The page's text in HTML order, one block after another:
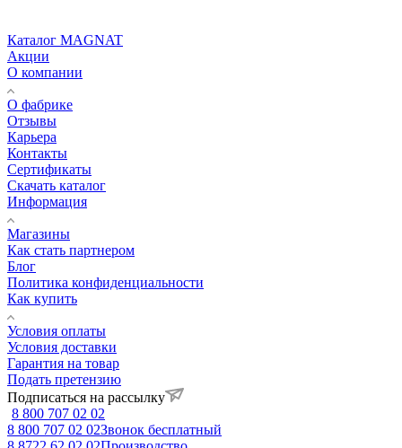
Каталог MAGNAT
Акции
О компании
О фабрике
Отзывы
Карьера
Контакты
Сертификаты
Скачать каталог
Информация
Магазины
Как стать партнером
Блог
Политика конфиденциальности
Как купить
Условия оплаты
Условия доставки
Гарантия на товар
Подать претензию
Подписаться на рассылку
8 800 707 02 02
8 800 707 02 02Звонок бесплатный